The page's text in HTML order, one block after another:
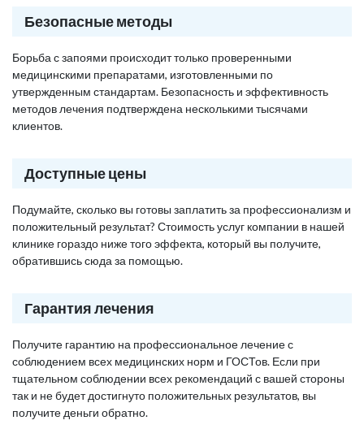
Безопасные методы
Борьба с запоями происходит только проверенными
медицинскими препаратами, изготовленными по
утвержденным стандартам. Безопасность и эффективность
методов лечения подтверждена несколькими тысячами
клиентов.
Доступные цены
Подумайте, сколько вы готовы заплатить за профессионализм и
положительный результат? Стоимость услуг компании в нашей
клинике гораздо ниже того эффекта, который вы получите,
обратившись сюда за помощью.
Гарантия лечения
Получите гарантию на профессиональное лечение с
соблюдением всех медицинских норм и ГОСТов. Если при
тщательном соблюдении всех рекомендаций с вашей стороны
так и не будет достигнуто положительных результатов, вы
получите деньги обратно.